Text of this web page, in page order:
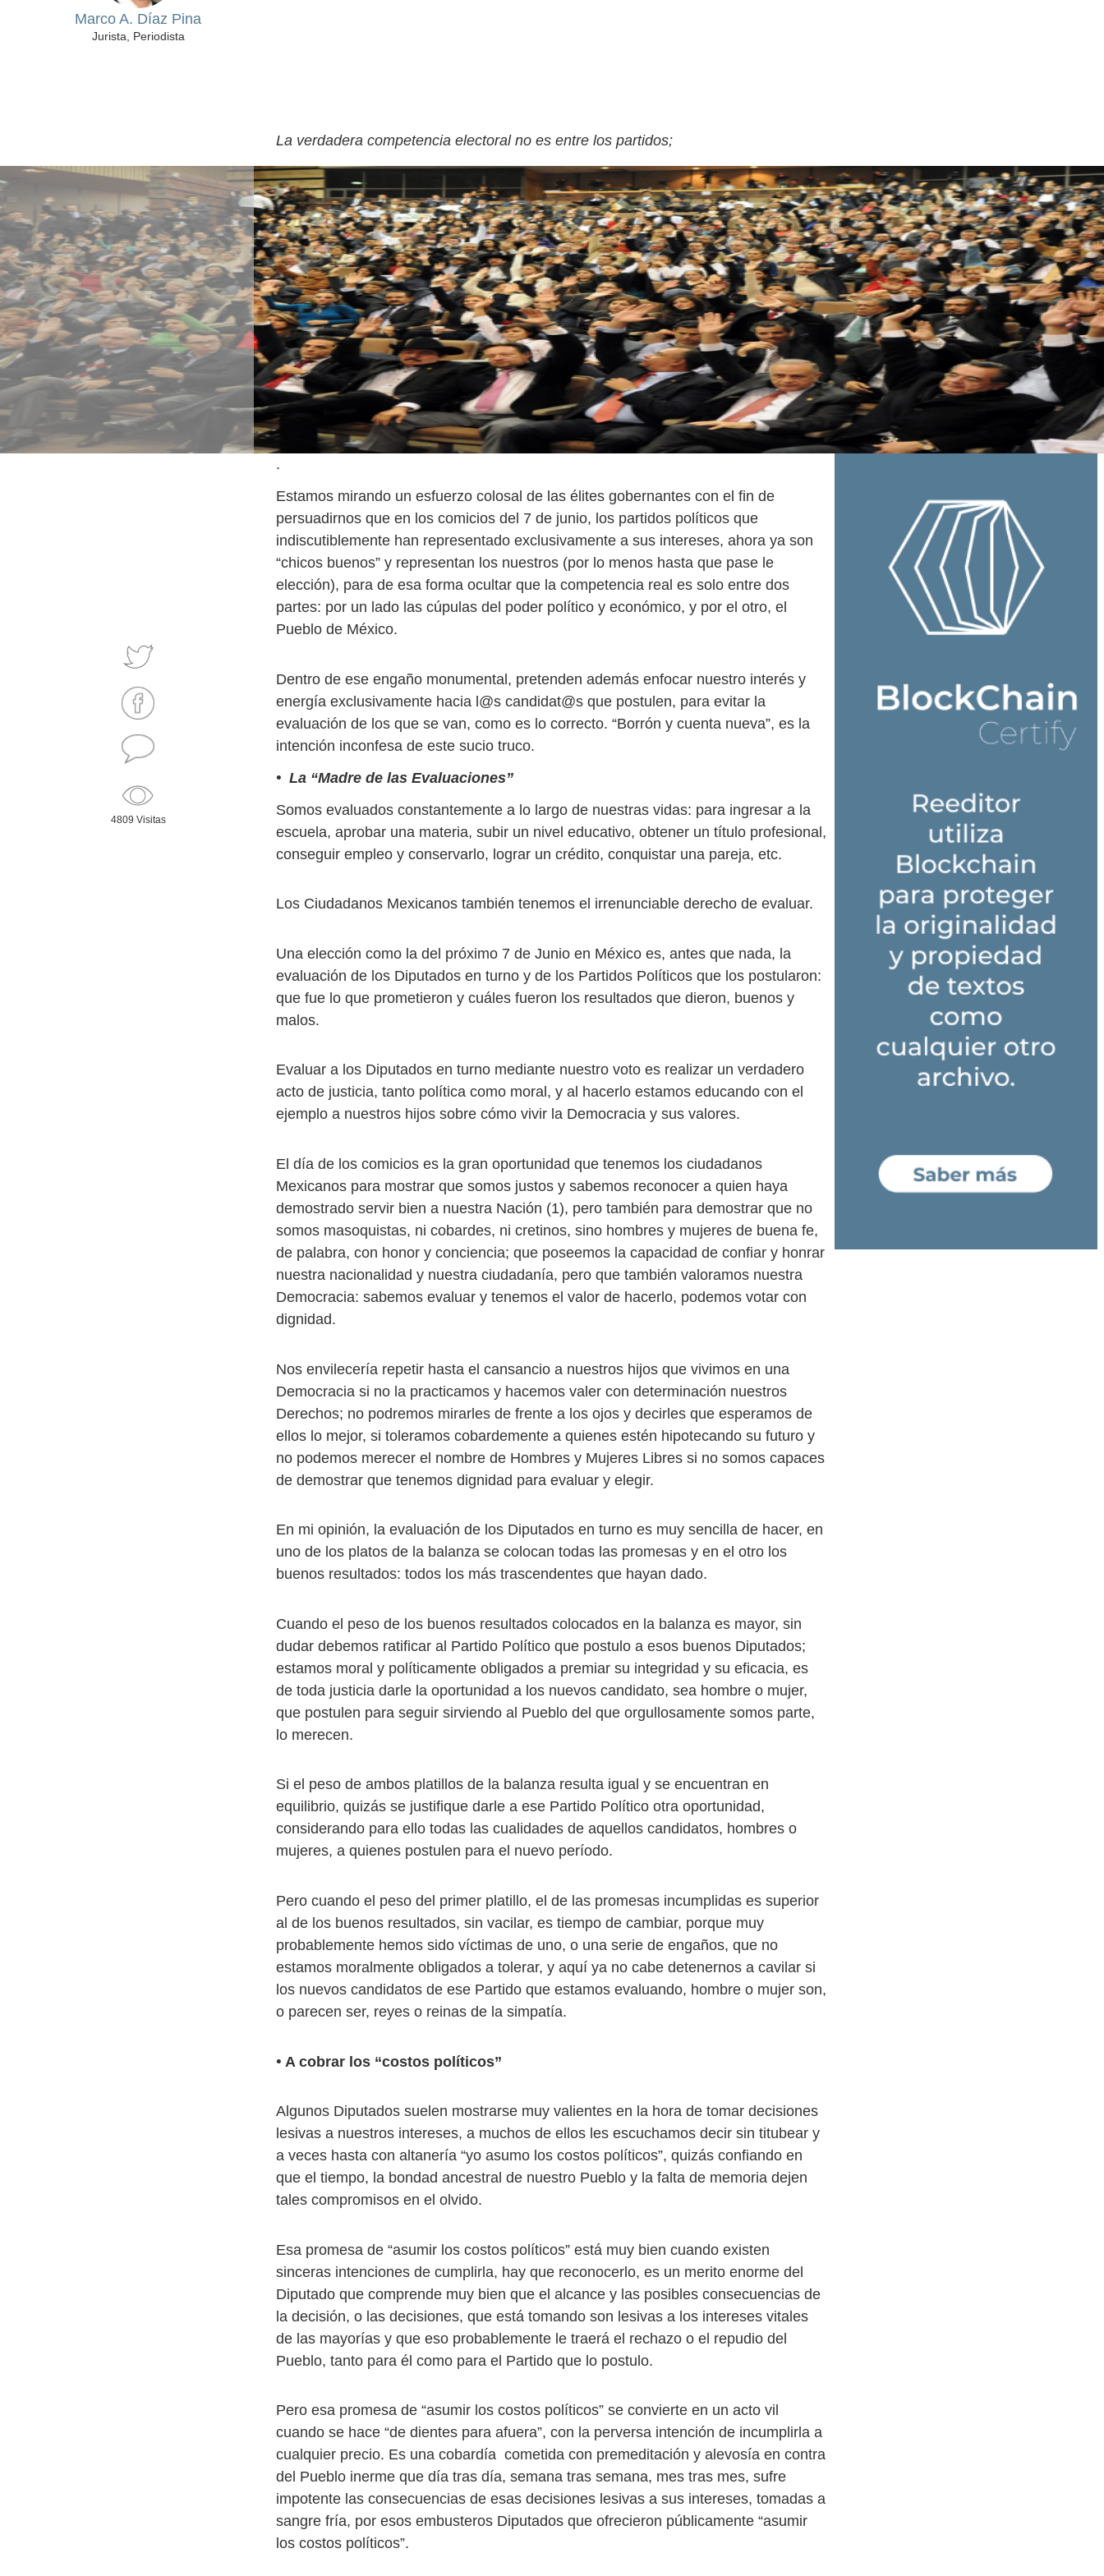
Marco A. Díaz Pina
Jurista, Periodista
La verdadera competencia electoral no es entre los partidos;
4809 Visitas
.
Estamos mirando un esfuerzo colosal de las élites gobernantes con el fin de
persuadirnos que en los comicios del 7 de junio, los partidos políticos que
indiscutiblemente han representado exclusivamente a sus intereses, ahora ya son
“chicos buenos” y representan los nuestros (por lo menos hasta que pase le
elección), para de esa forma ocultar que la competencia real es solo entre dos
partes: por un lado las cúpulas del poder político y económico, y por el otro, el
Pueblo de México.
Dentro de ese engaño monumental, pretenden además enfocar nuestro interés y
energía exclusivamente hacia l@s candidat@s que postulen, para evitar la
evaluación de los que se van, como es lo correcto. “Borrón y cuenta nueva”, es la
intención inconfesa de este sucio truco.
• La “Madre de las Evaluaciones”
Somos evaluados constantemente a lo largo de nuestras vidas: para ingresar a la
escuela, aprobar una materia, subir un nivel educativo, obtener un título profesional,
conseguir empleo y conservarlo, lograr un crédito, conquistar una pareja, etc.
Los Ciudadanos Mexicanos también tenemos el irrenunciable derecho de evaluar.
Una elección como la del próximo 7 de Junio en México es, antes que nada, la
evaluación de los Diputados en turno y de los Partidos Políticos que los postularon:
que fue lo que prometieron y cuáles fueron los resultados que dieron, buenos y
malos.
Evaluar a los Diputados en turno mediante nuestro voto es realizar un verdadero
acto de justicia, tanto política como moral, y al hacerlo estamos educando con el
ejemplo a nuestros hijos sobre cómo vivir la Democracia y sus valores.
El día de los comicios es la gran oportunidad que tenemos los ciudadanos
Mexicanos para mostrar que somos justos y sabemos reconocer a quien haya
demostrado servir bien a nuestra Nación (1), pero también para demostrar que no
somos masoquistas, ni cobardes, ni cretinos, sino hombres y mujeres de buena fe,
de palabra, con honor y conciencia; que poseemos la capacidad de confiar y honrar
nuestra nacionalidad y nuestra ciudadanía, pero que también valoramos nuestra
Democracia: sabemos evaluar y tenemos el valor de hacerlo, podemos votar con
dignidad.
Nos envilecería repetir hasta el cansancio a nuestros hijos que vivimos en una
Democracia si no la practicamos y hacemos valer con determinación nuestros
Derechos; no podremos mirarles de frente a los ojos y decirles que esperamos de
ellos lo mejor, si toleramos cobardemente a quienes estén hipotecando su futuro y
no podemos merecer el nombre de Hombres y Mujeres Libres si no somos capaces
de demostrar que tenemos dignidad para evaluar y elegir.
En mi opinión, la evaluación de los Diputados en turno es muy sencilla de hacer, en
uno de los platos de la balanza se colocan todas las promesas y en el otro los
buenos resultados: todos los más trascendentes que hayan dado.
Cuando el peso de los buenos resultados colocados en la balanza es mayor, sin
dudar debemos ratificar al Partido Político que postulo a esos buenos Diputados;
estamos moral y políticamente obligados a premiar su integridad y su eficacia, es
de toda justicia darle la oportunidad a los nuevos candidato, sea hombre o mujer,
que postulen para seguir sirviendo al Pueblo del que orgullosamente somos parte,
lo merecen.
Si el peso de ambos platillos de la balanza resulta igual y se encuentran en
equilibrio, quizás se justifique darle a ese Partido Político otra oportunidad,
considerando para ello todas las cualidades de aquellos candidatos, hombres o
mujeres, a quienes postulen para el nuevo período.
Pero cuando el peso del primer platillo, el de las promesas incumplidas es superior
al de los buenos resultados, sin vacilar, es tiempo de cambiar, porque muy
probablemente hemos sido víctimas de uno, o una serie de engaños, que no
estamos moralmente obligados a tolerar, y aquí ya no cabe detenernos a cavilar si
los nuevos candidatos de ese Partido que estamos evaluando, hombre o mujer son,
o parecen ser, reyes o reinas de la simpatía.
• A cobrar los “costos políticos”
Algunos Diputados suelen mostrarse muy valientes en la hora de tomar decisiones
lesivas a nuestros intereses, a muchos de ellos les escuchamos decir sin titubear y
a veces hasta con altanería “yo asumo los costos políticos”, quizás confiando en
que el tiempo, la bondad ancestral de nuestro Pueblo y la falta de memoria dejen
tales compromisos en el olvido.
Esa promesa de “asumir los costos políticos” está muy bien cuando existen
sinceras intenciones de cumplirla, hay que reconocerlo, es un merito enorme del
Diputado que comprende muy bien que el alcance y las posibles consecuencias de
la decisión, o las decisiones, que está tomando son lesivas a los intereses vitales
de las mayorías y que eso probablemente le traerá el rechazo o el repudio del
Pueblo, tanto para él como para el Partido que lo postulo.
Pero esa promesa de “asumir los costos políticos” se convierte en un acto vil
cuando se hace “de dientes para afuera”, con la perversa intención de incumplirla a
cualquier precio. Es una cobardía cometida con premeditación y alevosía en contra
del Pueblo inerme que día tras día, semana tras semana, mes tras mes, sufre
impotente las consecuencias de esas decisiones lesivas a sus intereses, tomadas a
sangre fría, por esos embusteros Diputados que ofrecieron públicamente “asumir
los costos políticos”.